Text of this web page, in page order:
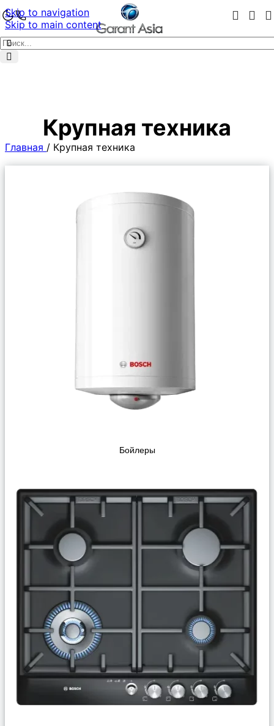
Skip to navigation
Skip to main content
Крупная техника
Главная / Крупная техника
Бойлеры